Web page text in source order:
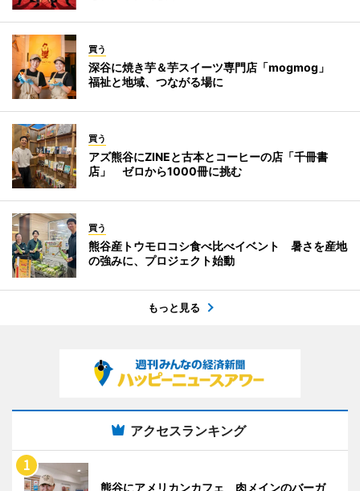
買う
深谷に焼き芋＆芋スイーツ専門店「mogmog」
福祉と地域、つながる場に
買う
アズ熊谷にZINEと古本とコーヒーの店「千冊書
店」 ゼロから1000冊に挑む
買う
熊谷産トウモロコシ食べ比べイベント 暑さを産地
の強みに、プロジェクト始動
もっと見る
アクセスランキング
熊谷にアメリカンカフェ 肉メインのバーガ